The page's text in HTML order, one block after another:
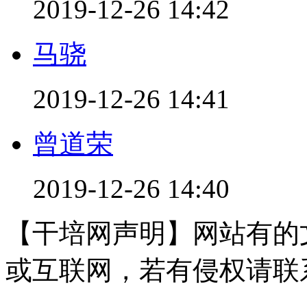
2019-12-26 14:42
马骁
2019-12-26 14:41
曾道荣
2019-12-26 14:40
【干培网声明】网站有
或互联网，若有侵权请联